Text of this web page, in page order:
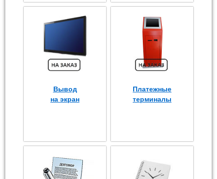
Вывод
на экран
Платежные
терминалы